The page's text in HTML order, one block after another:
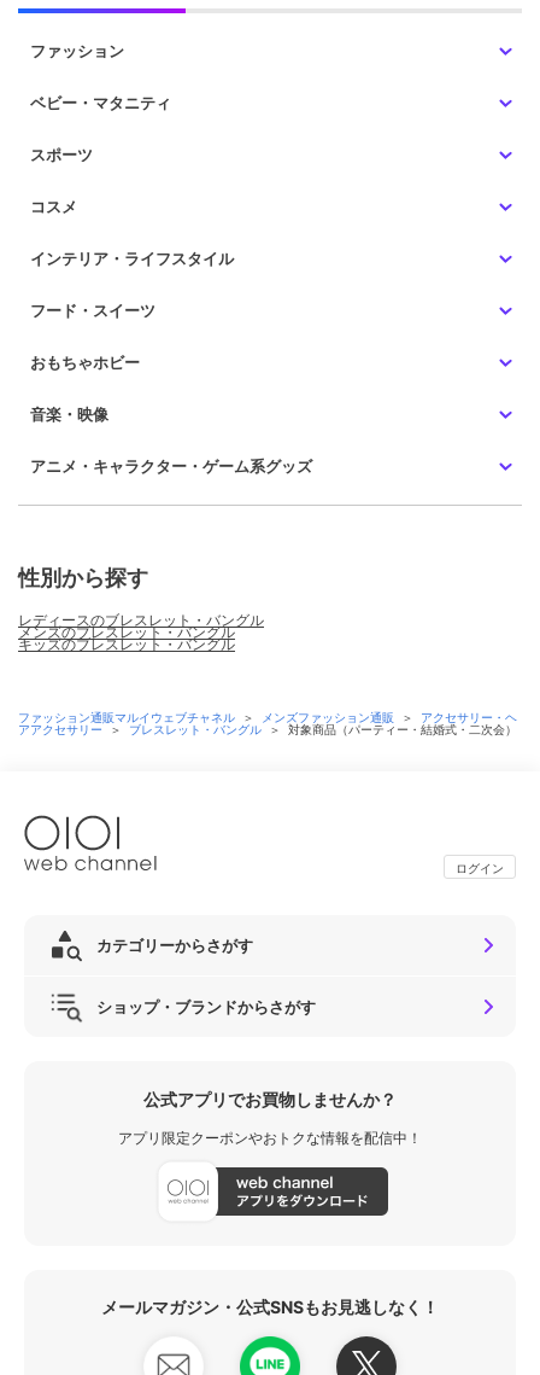
ファッション
ベビー・マタニティ
スポーツ
コスメ
インテリア・ライフスタイル
フード・スイーツ
おもちゃホビー
音楽・映像
アニメ・キャラクター・ゲーム系グッズ
性別から探す
レディースのブレスレット・バングル
メンズのブレスレット・バングル
キッズのブレスレット・バングル
ファッション通販マルイウェブチャネル ＞ メンズファッション通販 ＞
アクセサリー・ヘ
アアクセサリー ＞ ブレスレット・バングル ＞ 対象商品（パーティー・結婚式・二次会）
ログイン
カテゴリーからさがす
ショップ・ブランドからさがす
公式アプリでお買物しませんか？
アプリ限定クーポンやおトクな情報を配信中！
メールマガジン・公式SNSもお見逃しなく！